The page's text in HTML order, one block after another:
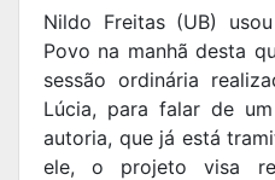
Nildo Freitas (UB)
Povo na manhã desta
sessão ordinária
Lúcia, para falar de
autoria, que já está
ele, o projeto visa